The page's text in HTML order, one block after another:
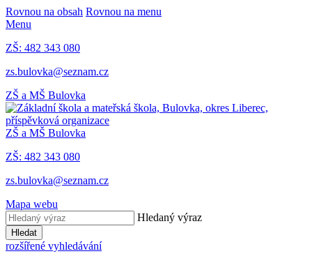
Rovnou na obsah Rovnou na menu
Menu
ZŠ: 482 343 080
zs.bulovka@seznam.cz
ZŠ a MŠ Bulovka
ZŠ a MŠ Bulovka
ZŠ: 482 343 080
zs.bulovka@seznam.cz
Mapa webu
Hledaný výraz
Hledat
rozšířené vyhledávání